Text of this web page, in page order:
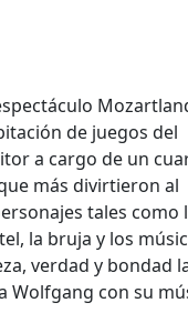
de juegos del
a cargo de un
más divirtieron al
tales como
la bruja y los
verdad y bondad
Wolfgang con su